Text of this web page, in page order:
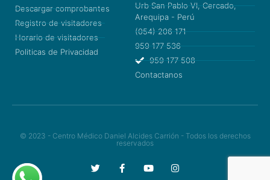
Descargar comprobantes
Registro de visitadores
Horario de visitadores
Politicas de Privacidad
Urb San Pablo VI, Cercado,
Arequipa - Perú
(054) 206 171
959 177 536
959 177 508
Contactanos
© 2023 - Centro Médico Daniel Alcides Carrión - Todos los derechos
reservados